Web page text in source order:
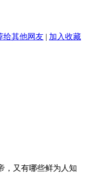
给其他网友 | 加入收藏
，又有哪些鲜为人知